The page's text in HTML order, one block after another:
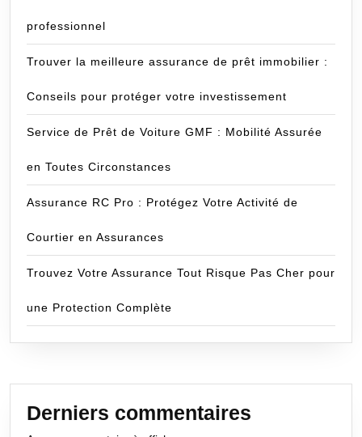
professionnel
Trouver la meilleure assurance de prêt immobilier :
Conseils pour protéger votre investissement
Service de Prêt de Voiture GMF : Mobilité Assurée
en Toutes Circonstances
Assurance RC Pro : Protégez Votre Activité de
Courtier en Assurances
Trouvez Votre Assurance Tout Risque Pas Cher pour
une Protection Complète
Derniers commentaires